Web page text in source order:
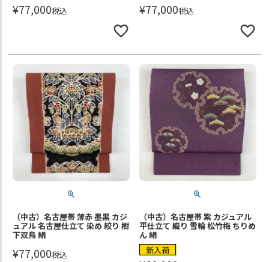
¥77,000税込 ¥77,000税込
（中古）名古屋帯 薄赤 墨黒 カジ
ュアル 名古屋仕立て 染め 絞り 樹
下双鳥 絹
¥77,000税込
（中古）名古屋帯 紫 カジュアル
平仕立て 織り 雪輪 松竹梅 ちりめ
ん 絹
新入荷